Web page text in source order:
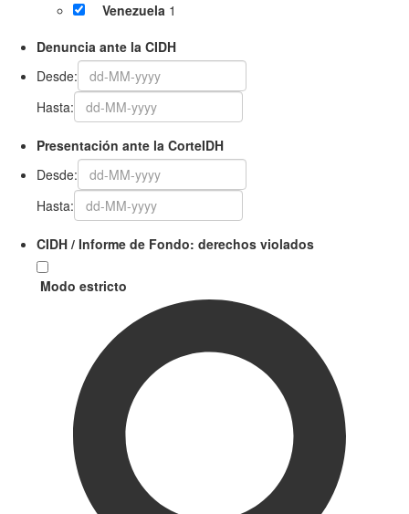
Venezuela 1
Denuncia ante la CIDH
Desde:
Hasta:
Presentación ante la CorteIDH
Desde:
Hasta:
CIDH / Informe de Fondo: derechos violados
Modo estricto